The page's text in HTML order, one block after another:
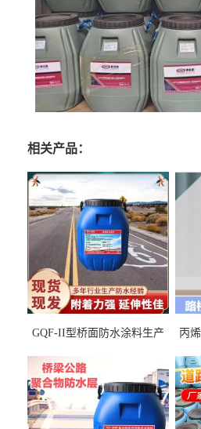
相关产品：
GQF-II型桥面防水涂料生产
丙